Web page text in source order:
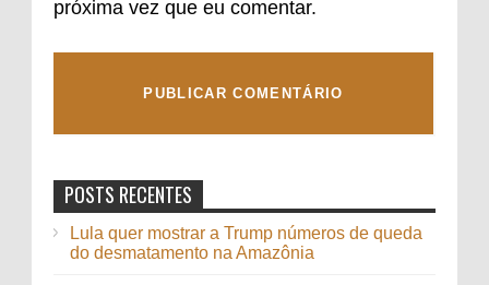
próxima vez que eu comentar.
POSTS RECENTES
Lula quer mostrar a Trump números de queda
do desmatamento na Amazônia